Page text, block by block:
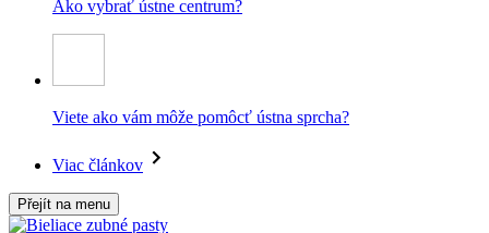
Ako vybrať ústne centrum?
Viete ako vám môže pomôcť ústna sprcha?
Viac článkov
Přejít na menu